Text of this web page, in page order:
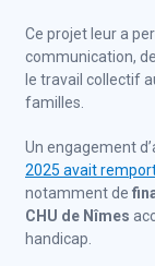
Ce projet leur a
communication,
le travail collectif
familles.
Un engagement
2025 avait
notamment de
CHU de Nîmes
handicap.